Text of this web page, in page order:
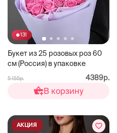
131
Букет из 25 розовых роз 60
см (Россия) в упаковке
5 155р. 4389р.
В корзину
АКЦИЯ